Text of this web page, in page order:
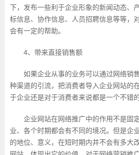
下，发布一些利于企业形象的新闻动态、
标信息、协作信息、人员招聘信息等等，
会有一定的帮助。
4、带来直接销售额
如果企业从事的业务可以通过网络销
种渠道的引流，把消费者导入企业网站的
于企业还是对于消费者来说都是一个不错的
企业网站在网络推广中的作用不是固
业、各个时期都会有不同的境况。但是企
的地位、意义，在短时期内并不会有多大